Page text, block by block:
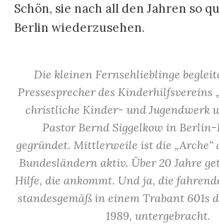
Schön, sie nach all den Jahren so
Berlin wiederzusehen.
Die kleinen Fernsehlieblinge
Pressesprecher des Kinderhilfsvereins
christliche Kinder- und Jugendwerk
Pastor Bernd Siggelkow in
gegründet. Mittlerweile ist die „Arche“
Bundesländern aktiv. Über 20 Jahre
Hilfe, die ankommt. Und ja, die
standesgemäß in einem Trabant 601s
1989, untergebracht.